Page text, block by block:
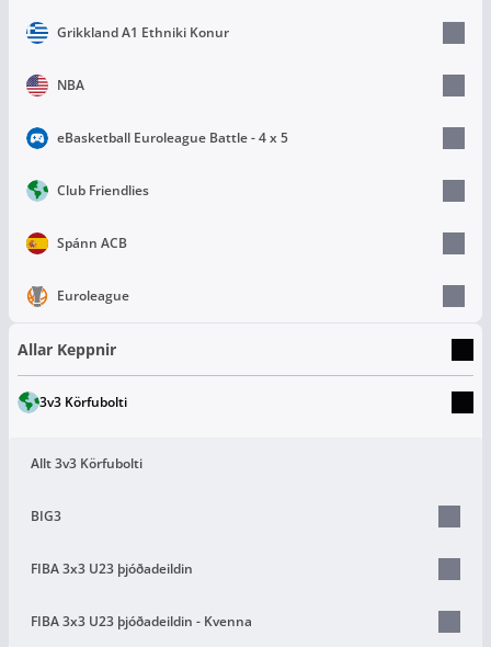
Grikkland A1 Ethniki Konur
NBA
eBasketball Euroleague Battle - 4 x 5
Club Friendlies
Spánn ACB
Euroleague
Allar Keppnir
3v3 Körfubolti
Allt 3v3 Körfubolti
BIG3
FIBA 3x3 U23 þjóðadeildin
FIBA 3x3 U23 þjóðadeildin - Kvenna